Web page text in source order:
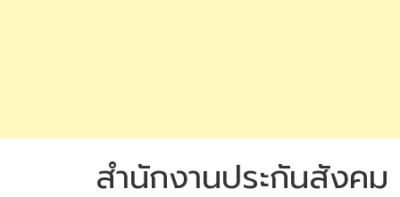
สำนักงานประกันสังค